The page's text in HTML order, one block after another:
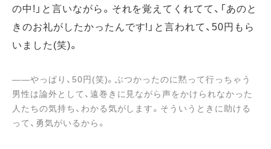
の中!」と言いながら。それを覚えてくれてて、「あのと
きのお礼がしたかったんです!」と言われて、50円もら
いました(笑)。
――やっぱり、50円(笑)。ぶつかったのに黙って行っちゃう
男性は論外として、遠巻きに見ながら声をかけられなかった
人たちの気持ち、わかる気がします。そういうときに助ける
って、勇気がいるから。